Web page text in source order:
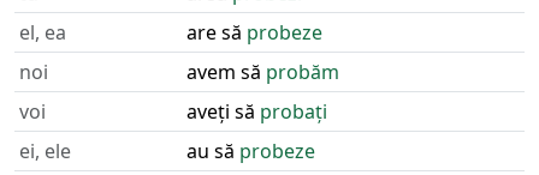
el, ea
are să probeze
noi
avem să probăm
voi
aveți să probați
ei, ele
au să probeze